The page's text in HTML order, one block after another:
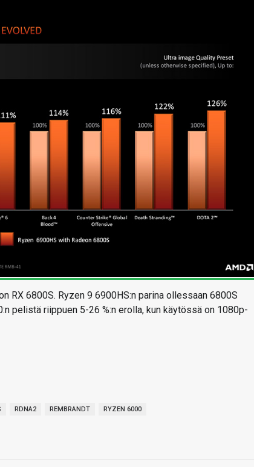
RX 6800S. Ryzen 9 6900HS:n parina ollessaan 6800S
pelistä riippuen 5-26 %:n erolla, kun käytössä on 1080p-
RDNA2 REMBRANDT RYZEN 6000